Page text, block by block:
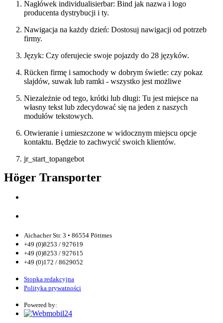
Nagłówek individualisierbar: Bind jak nazwa i logo
producenta dystrybucji i ty.
Nawigacja na każdy dzień: Dostosuj nawigacji od potrzeb
firmy.
Język: Czy oferujecie swoje pojazdy do 28 języków.
Rücken firmę i samochody w dobrym świetle: czy pokaz
slajdów, suwak lub ramki - wszystko jest możliwe
Niezależnie od tego, krótki lub długi: Tu jest miejsce na
własny tekst lub zdecydować się na jeden z naszych
modułów tekstowych.
Otwieranie i umieszczone w widocznym miejscu opcje
kontaktu. Będzie to zachwycić swoich klientów.
jr_start_topangebot
Höger Transporter
Aichacher Str. 3 • 86554 Pöttmes
+49 (0)8253 / 927619
+49 (0)8253 / 927615
+49 (0)172 / 8629052
Stopka redakcyjna
Polityka prywatności
Powered by: